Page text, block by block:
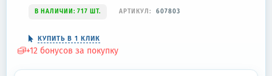
В НАЛИЧИИ: 717 ШТ. АРТИКУЛ: 607803
КУПИТЬ В 1 КЛИК
+12 бонусов за покупку